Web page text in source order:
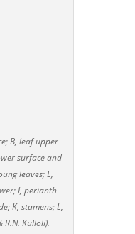
B, leaf upper
surface and
leaves; E,
I, perianth
K, stamens; L,
R.N. Kulloli).